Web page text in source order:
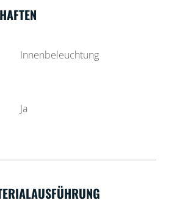
Innenbeleuchtung
Ja